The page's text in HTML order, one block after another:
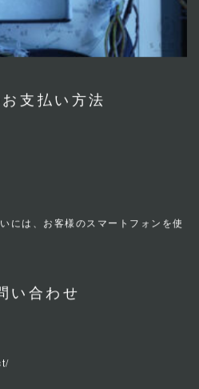
には、お客様のスマートフォンを使